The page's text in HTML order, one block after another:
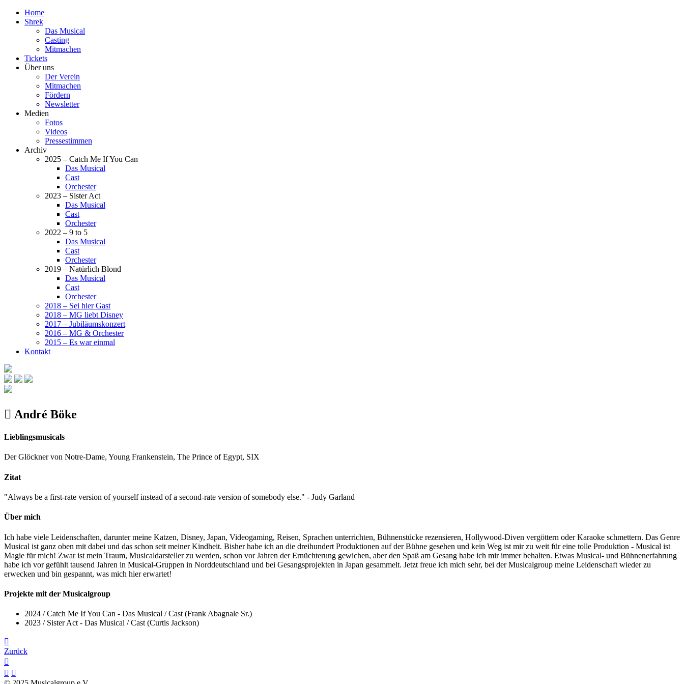
Home
Shrek
Das Musical
Casting
Mitmachen
Tickets
Über uns
Der Verein
Mitmachen
Fördern
Newsletter
Medien
Fotos
Videos
Pressestimmen
Archiv
2025 – Catch Me If You Can
Das Musical
Cast
Orchester
2023 – Sister Act
Das Musical
Cast
Orchester
2022 – 9 to 5
Das Musical
Cast
Orchester
2019 – Natürlich Blond
Das Musical
Cast
Orchester
2018 – Sei hier Gast
2018 – MG liebt Disney
2017 – Jubiläumskonzert
2016 – MG & Orchester
2015 – Es war einmal
Kontakt
André Böke
Lieblingsmusicals
Der Glöckner von Notre-Dame, Young Frankenstein, The Prince of Egypt, SIX
Zitat
"Always be a first-rate version of yourself instead of a second-rate version of somebody else." - Judy Garland
Über mich
Ich habe viele Leidenschaften, darunter meine Katzen, Disney, Japan, Videogaming, Reisen, Sprachen unterrichten, Bühnenstücke rezensieren, Hollywood-Diven vergöttern oder Karaoke schmettern. Das Genre
Musical ist ganz oben mit dabei und das schon seit meiner Kindheit. Bisher habe ich an die dreihundert Produktionen auf der Bühne gesehen und kein Weg ist mir zu weit für eine tolle Produktion - Musical ist
Magie für mich! Zwar ist mein Traum, Musicaldarsteller zu werden, schon vor Jahren der Ernüchterung gewichen, aber den Spaß am Gesang habe ich mir immer behalten. Etwas Musical- und Bühnenerfahrung
habe ich vor gefühlt tausend Jahren in Musical-Gruppen in Norddeutschland und bei Gesangsprojekten in Japan gesammelt. Jetzt freue ich mich sehr, bei der Musicalgroup meine Leidenschaft wieder zu
erwecken und bin gespannt, was mich hier erwartet!
Projekte mit der Musicalgroup
2024 /Catch Me If You Can - Das Musical /Cast (Frank Abagnale Sr.)
2023 / Sister Act - Das Musical /Cast (Curtis Jackson)
Zurück